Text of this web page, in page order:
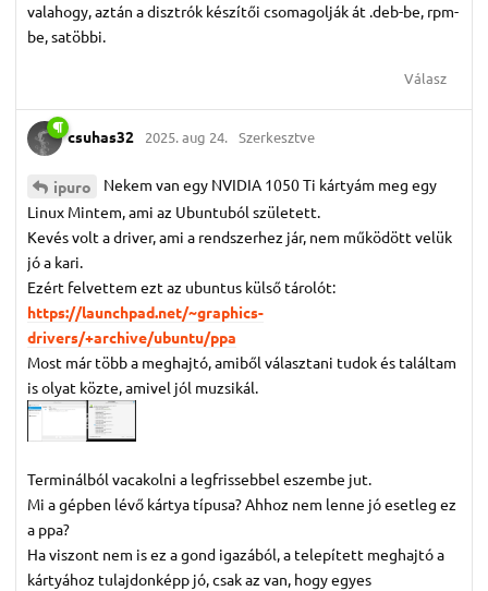
valahogy, aztán a disztrók készítői csomagolják át .deb-be, rpm-
be, satöbbi.
Válasz
csuhas32 2025. aug 24. Szerkesztve
ipuro
Nekem van egy NVIDIA 1050 Ti kártyám meg egy
Linux Mintem, ami az Ubuntuból született.
Kevés volt a driver, ami a rendszerhez jár, nem működött velük
jó a kari.
Ezért felvettem ezt az ubuntus külső tárolót:
https://launchpad.net/~graphics-
drivers/+archive/ubuntu/ppa
Most már több a meghajtó, amiből választani tudok és találtam
is olyat közte, amivel jól muzsikál.
Terminálból vacakolni a legfrissebbel eszembe jut.
Mi a gépben lévő kártya típusa? Ahhoz nem lenne jó esetleg ez
a ppa?
Ha viszont nem is ez a gond igazából, a telepített meghajtó a
kártyához tulajdonképp jó, csak az van, hogy egyes